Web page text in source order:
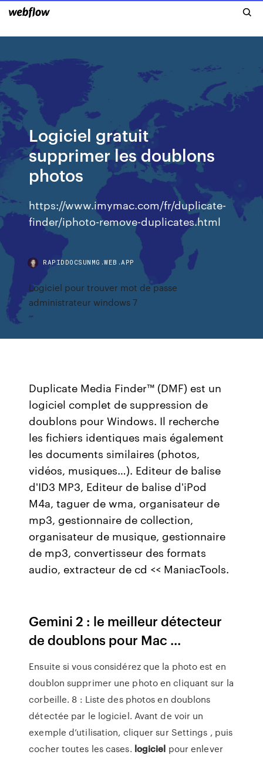
Logiciel gratuit
supprimer les doublons
photos
https://www.imymac.com/fr/duplicate-
finder/iphoto-remove-duplicates.html
RAPIDDOCSUNMG.WEB.APP
Logiciel pour trouver mot de passe
administrateur windows 7
Duplicate Media Finder™ (DMF) est un
logiciel complet de suppression de
doublons pour Windows. Il recherche
les fichiers identiques mais également
les documents similaires (photos,
vidéos, musiques…). Editeur de balise
d'ID3 MP3, Editeur de balise d'iPod
M4a, taguer de wma, organisateur de
mp3, gestionnaire de collection,
organisateur de musique, gestionnaire
de mp3, convertisseur des formats
audio, extracteur de cd << ManiacTools.
Gemini 2 : le meilleur détecteur
de doublons pour Mac ...
Ensuite si vous considérez que la photo est en
doublon supprimer une photo en cliquant sur la
corbeille. 8 : Liste des photos en doublons
détectée par le logiciel. Avant de voir un
exemple d’utilisation, cliquer sur Settings , puis
cocher toutes les cases. logiciel pour enlever